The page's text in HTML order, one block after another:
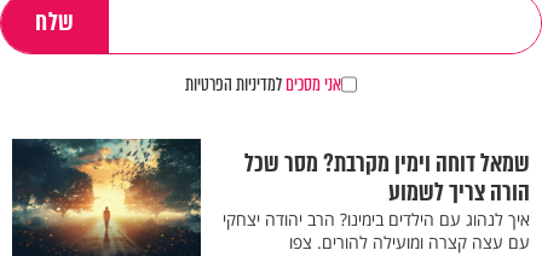
אני מסכיםלמדיניות הפרטיות
שמאל דוחה וימין מקרבת? מסר שכל
הורה צריך לשמוע
איך לנהוג עם הילדים בימינו? הרב יהודה יצחקי
עם עצה קצרה ומועילה להורים. צפו